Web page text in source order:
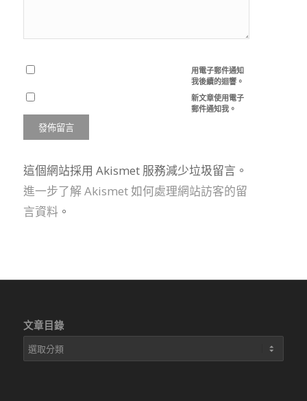
用電子郵件通知
我後續的迴響。
新文章使用電子
郵件通知我。
這個網站採用 Akismet 服務減少垃圾留言。
進一步了解 Akismet 如何處理網站訪客的留
言資料。
文章目錄
文
章